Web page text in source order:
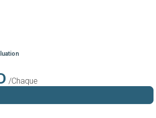
/Chaque